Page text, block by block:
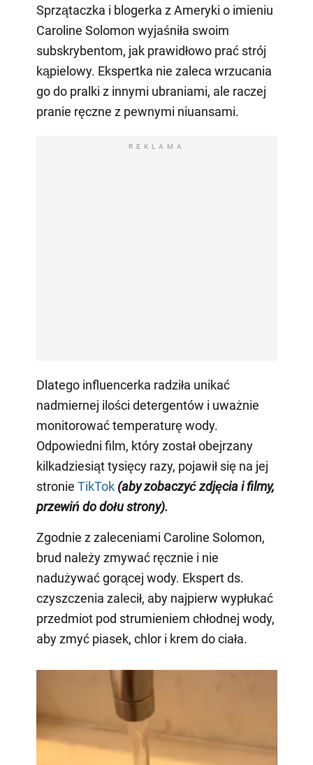
Sprzątaczka i blogerka z Ameryki o imieniu
Caroline Solomon wyjaśniła swoim
subskrybentom, jak prawidłowo prać strój
kąpielowy. Ekspertka nie zaleca wrzucania
go do pralki z innymi ubraniami, ale raczej
pranie ręczne z pewnymi niuansami.
REKLAMA
Dlatego influencerka radziła unikać
nadmiernej ilości detergentów i uważnie
monitorować temperaturę wody.
Odpowiedni film, który został obejrzany
kilkadziesiąt tysięcy razy, pojawił się na jej
stronie TikTok (aby zobaczyć zdjęcia i filmy,
przewiń do dołu strony).
Zgodnie z zaleceniami Caroline Solomon,
brud należy zmywać ręcznie i nie
nadużywać gorącej wody. Ekspert ds.
czyszczenia zalecił, aby najpierw wypłukać
przedmiot pod strumieniem chłodnej wody,
aby zmyć piasek, chlor i krem do ciała.